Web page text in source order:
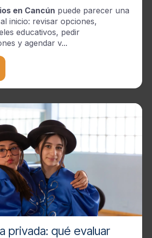
en Cancún puede parecer una
inicio: revisar opciones,
educativos, pedir
y agendar v...
privada: qué evaluar